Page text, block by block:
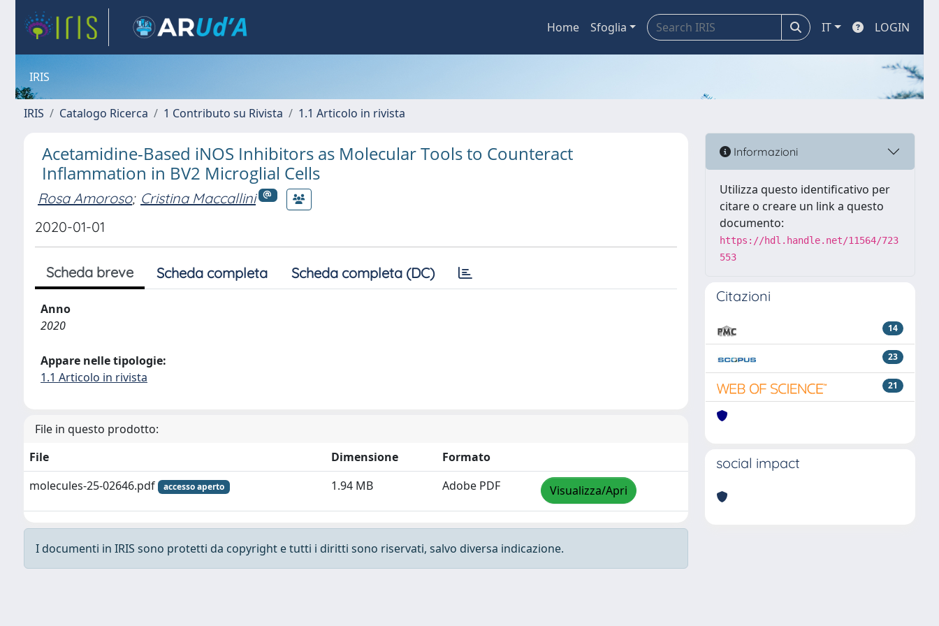
Home Sfoglia IT LOGIN
IRIS
IRIS Catalogo Ricerca 1 Contributo su Rivista 1.1 Articolo in rivista
Acetamidine-Based iNOS Inhibitors as Molecular Tools to Counteract
Inflammation in BV2 Microglial Cells
Rosa Amoroso; Cristina Maccallini
2020-01-01
Scheda breve Scheda completa Scheda completa (DC)
Anno
2020
Appare nelle tipologie:
1.1 Articolo in rivista
File in questo prodotto:
File
Dimensione
Formato
molecules-25-02646.pdf
accesso aperto 1.94 MB Adobe PDF Visualizza/Apri
I documenti in IRIS sono protetti da copyright e tutti i diritti sono riservati, salvo diversa indicazione.
Informazioni
Utilizza questo identificativo per
citare o creare un link a questo
documento:
https://hdl.handle.net/11564/723
553
Citazioni
14
23
21
social impact